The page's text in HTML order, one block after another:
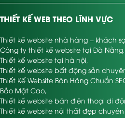
THIẾT KẾ WEB THEO LĨNH VỰC
Thiết kế website nhà hàng – khách
Công ty thiết kế website tại Đà Nẵng,
Thiết kế website tại hà nội,
Thiết kế website bất động sản
Thiết Kế Website Bán Hàng Chuẩn
Bảo Mật Cao,
Thiết kế website bán điện thoại di
Thiết kế website nội thất đẹp